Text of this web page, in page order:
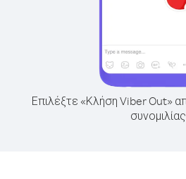
Επιλέξτε «Κλήση Viber Out»
συνομιλίας